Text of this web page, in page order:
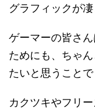
グラフィックが
ゲーマーの皆さ
ためにも、ちゃ
たいと思うことで
カクツキやフリ